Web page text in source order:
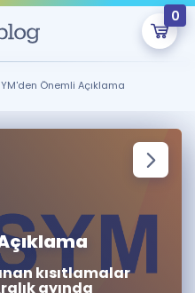
0
An Boş.
onlarca eğitim seni
Önemli Açıklama
kısıtlamalar
ayında